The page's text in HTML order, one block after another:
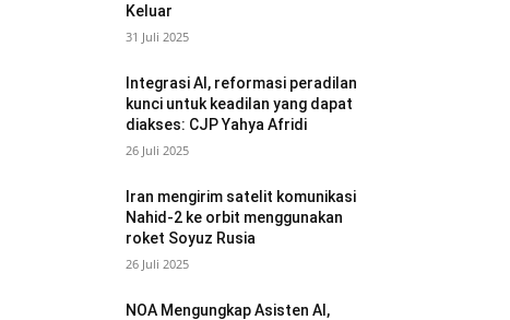
Keluar
31 Juli 2025
Integrasi AI, reformasi peradilan
kunci untuk keadilan yang dapat
diakses: CJP Yahya Afridi
26 Juli 2025
Iran mengirim satelit komunikasi
Nahid-2 ke orbit menggunakan
roket Soyuz Rusia
26 Juli 2025
NOA Mengungkap Asisten AI,